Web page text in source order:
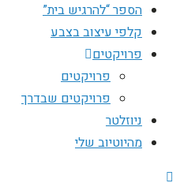
הספר “להרגיש בית”
קלפי עיצוב בצבע
פרויקטים
פרויקטים
פרויקטים שבדרך
ניוזלטר
מהיוטיוב שלי